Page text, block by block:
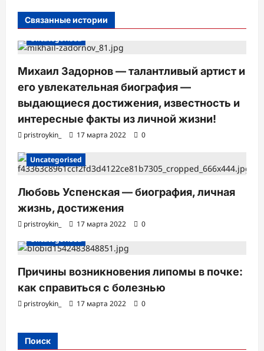
и
Связанные истории
Uncategorised
Михаил Задорнов — талантливый артист и
его увлекательная биография —
выдающиеся достижения, известность и
интересные факты из личной жизни!
pristroykin_ 17 марта 2022 0
Uncategorised
Любовь Успенская — биография, личная
жизнь, достижения
pristroykin_ 17 марта 2022
0
Uncategorised
Причины возникновения липомы в почке:
как справиться с болезнью
pristroykin_ 17 марта 2022 0
Поиск